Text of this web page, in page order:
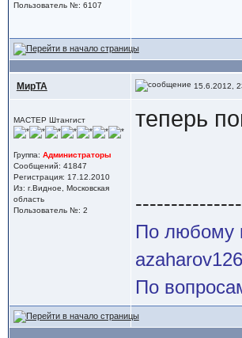
Пользователь №: 6107
МирТА 15.6.2012,
МАСТЕР Штангист
Группа: Администраторы
Сообщений: 41847
Регистрация: 17.12.2010
Из: г.Видное, Московская
область
Пользователь №: 2
теперь
По любому
По